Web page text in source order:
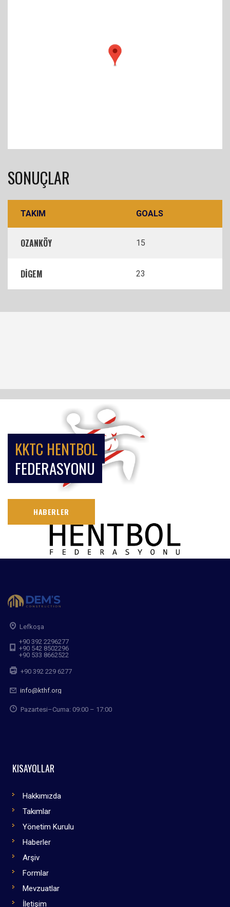
SONUÇLAR
TAKIM GOALS
OZANKÖY 15
DİGEM 23
KKTC HENTBOL
FEDERASYONU
HABERLER
Lefkoşa
+90 392 2296277
+90 542 8502296
+90 533 8662522
+90 392 229 6277
info@kthf.org
Pazartesi–Cuma: 09:00 – 17:00
KISAYOLLAR
Hakkımızda
Takımlar
Yönetim Kurulu
Haberler
Arşiv
Formlar
Mevzuatlar
İletişim